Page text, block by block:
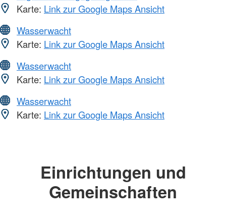
Karte: Link zur Google Maps Ansicht
Wasserwacht
Karte: Link zur Google Maps Ansicht
Wasserwacht
Karte: Link zur Google Maps Ansicht
Wasserwacht
Karte: Link zur Google Maps Ansicht
Einrichtungen und
Gemeinschaften